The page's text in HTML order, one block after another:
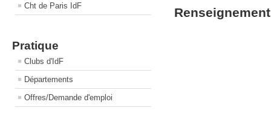
Cht de Paris IdF
Pratique
Clubs d'IdF
Départements
Offres/Demande d'emploi